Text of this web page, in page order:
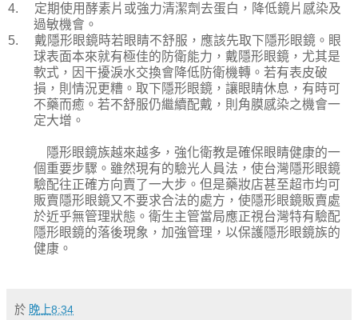
4.
定期使用酵素片或強力清潔劑去蛋白，降低鏡片感染及
過敏機會。
5.
戴隱形眼鏡時若眼睛不舒服，應該先取下隱形眼鏡。眼
球表面本來就有極佳的防衛能力，戴隱形眼鏡，尤其是
軟式，因干擾淚水交換會降低防衛機轉。若有表皮破
損，則情況更糟。取下隱形眼鏡，讓眼睛休息，有時可
不藥而癒。若不舒服仍繼續配戴，則角膜感染之機會一
定大增。
隱形眼鏡族越來越多，強化衛教是確保眼睛健康的一
個重要步驟。雖然現有的驗光人員法，使台灣隱形眼鏡
驗配往正確方向賣了一大步。但是藥妝店甚至超市均可
販賣隱形眼鏡又不要求合法的處方，使隱形眼鏡販賣處
於近乎無管理狀態。衛生主管當局應正視台灣特有驗配
隱形眼鏡的落後現象，加強管理，以保護隱形眼鏡族的
健康。
於 晚上8:34